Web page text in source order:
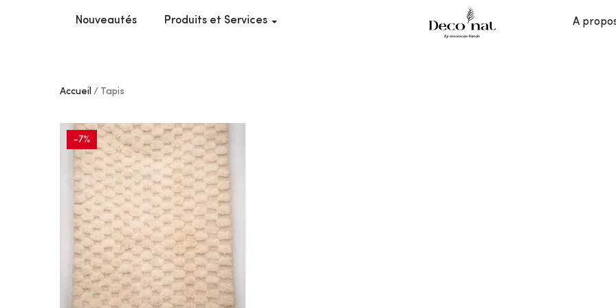
Nouveautés Produits et Services A
Accueil Tapis
-7%
AJOUTER
À MES
COUPS